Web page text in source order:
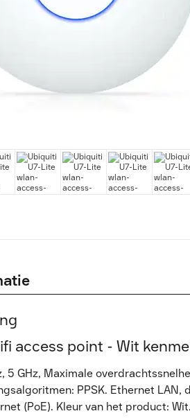
access point - Wit
5 GHz, Maximale
PPSK. Ethernet
(PoE). Kleur van het product: